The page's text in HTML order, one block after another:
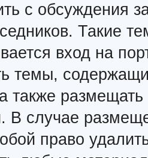
с обсуждения
Такие
вход на
темы,
также
В случае
право